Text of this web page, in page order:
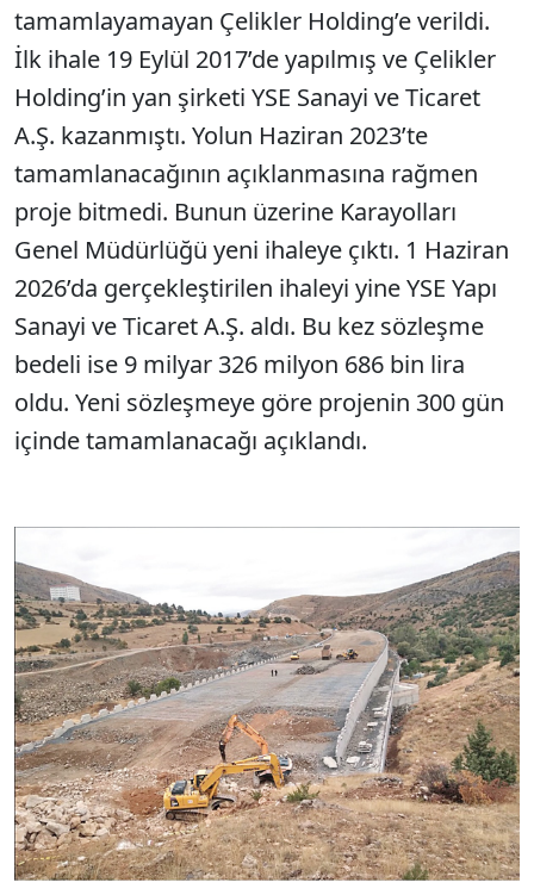
tamamlayamayan Çelikler Holding’e verildi.
İlk ihale 19 Eylül 2017’de yapılmış ve Çelikler
Holding’in yan şirketi YSE Sanayi ve Ticaret
A.Ş. kazanmıştı. Yolun Haziran 2023’te
tamamlanacağının açıklanmasına rağmen
proje bitmedi. Bunun üzerine Karayolları
Genel Müdürlüğü yeni ihaleye çıktı. 1 Haziran
2026’da gerçekleştirilen ihaleyi yine YSE Yapı
Sanayi ve Ticaret A.Ş. aldı. Bu kez sözleşme
bedeli ise 9 milyar 326 milyon 686 bin lira
oldu. Yeni sözleşmeye göre projenin 300 gün
içinde tamamlanacağı açıklandı.